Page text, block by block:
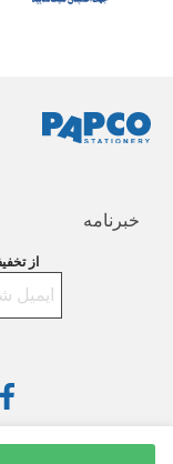
خبرنامه
از